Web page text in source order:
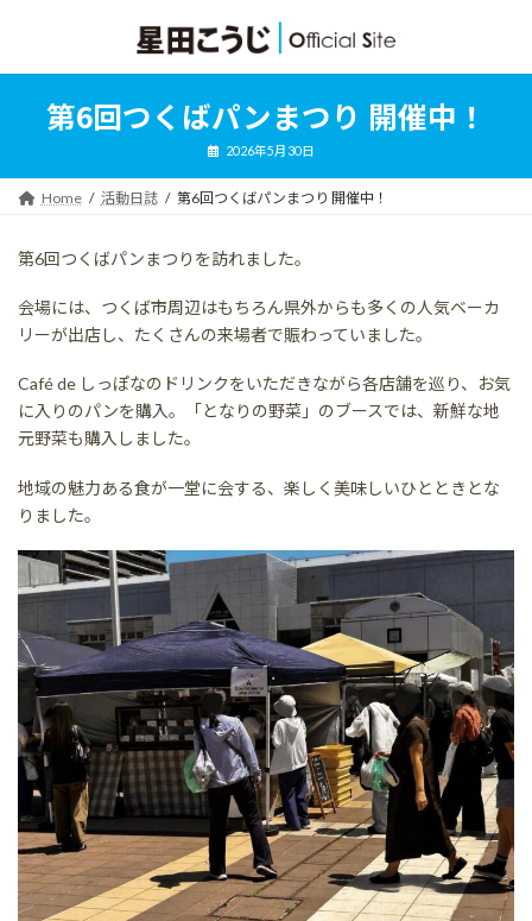
ン
ッ
ー
移
第6回つくばパンまつり 開催中！
2026年5月30日
Home 活動日誌 第6回つくばパンまつり 開催中！
第6回つくばパンまつりを訪れました。
会場には、つくば市周辺はもちろん県外からも多くの人気ベーカ
リーが出店し、たくさんの来場者で賑わっていました。
Café de しっぽなのドリンクをいただきながら各店舗を巡り、お気
に入りのパンを購入。「となりの野菜」のブースでは、新鮮な地
元野菜も購入しました。
地域の魅力ある食が一堂に会する、楽しく美味しいひとときとな
りました。